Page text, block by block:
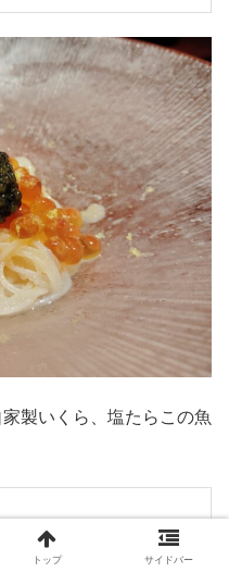
製いくら、塩たらこの魚
トップ サイドバー